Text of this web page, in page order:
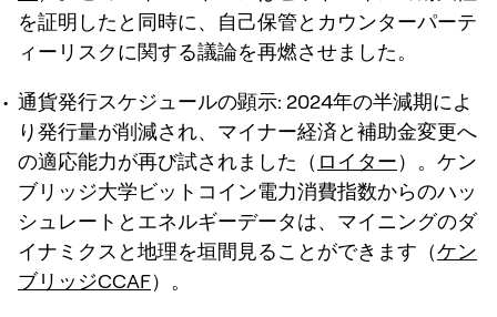
を証明したと同時に、自己保管とカウンターパーテ
ィーリスクに関する議論を再燃させました。
通貨発行スケジュールの顕示: 2024年の半減期によ
り発行量が削減され、マイナー経済と補助金変更へ
の適応能力が再び試されました（ ロイター）。ケン
ブリッジ大学ビットコイン電力消費指数からのハッ
シュレートとエネルギーデータは、マイニングのダ
イナミクスと地理を垣間見ることができます（ケン
ブリッジCCAF）。